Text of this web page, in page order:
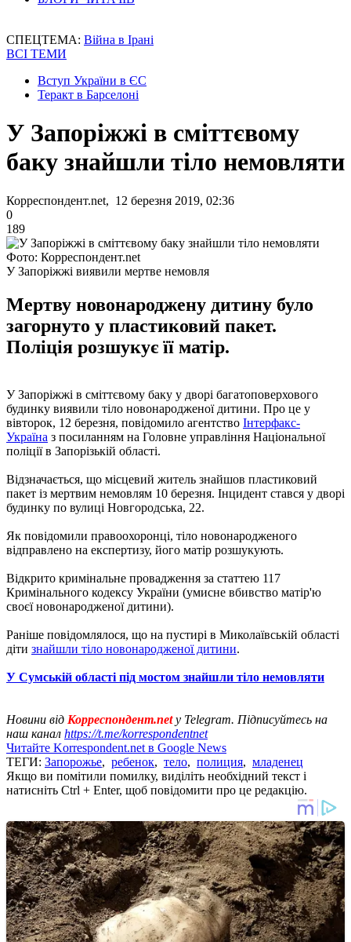
СПЕЦТЕМА: Війна в Ірані
ВСІ ТЕМИ
Вступ України в ЄС
Теракт в Барселоні
У Запоріжжі в сміттєвому
баку знайшли тіло немовляти
Корреспондент.net, 12 березня 2019, 02:36
0
189
Фото: Корреспондент.net
У Запоріжжі виявили мертве немовля
Мертву новонароджену дитину було
загорнуто у пластиковий пакет.
Поліція розшукує її матір.
У Запоріжжі в сміттєвому баку у дворі багатоповерхового
будинку виявили тіло новонародженої дитини. Про це у
вівторок, 12 березня, повідомило агентство Інтерфакс-
Україна з посиланням на Головне управління Національної
поліції в Запорізькій області.
Відзначається, що місцевий житель знайшов пластиковий
пакет із мертвим немовлям 10 березня. Інцидент стався у дворі
будинку по вулиці Новгородська, 22.
Як повідомили правоохоронці, тіло новонародженого
відправлено на експертизу, його матір розшукують.
Відкрито кримінальне провадження за статтею 117
Кримінального кодексу України (умисне вбивство матір'ю
своєї новонародженої дитини).
Раніше повідомлялося, що на пустирі в Миколаївській області
діти знайшли тіло новонародженої дитини.
У Сумській області під мостом знайшли тіло немовляти
Новини від Корреспондент.netу Telegram. Підписуйтесь на
наш канал https://t.me/korrespondentnet
Читайте Korrespondent.net в Google News
ТЕГИ: Запорожье, ребенок, тело, полиция, младенец
Якщо ви помітили помилку, виділіть необхідний текст і
натисніть Ctrl + Enter, щоб повідомити про це редакцію.